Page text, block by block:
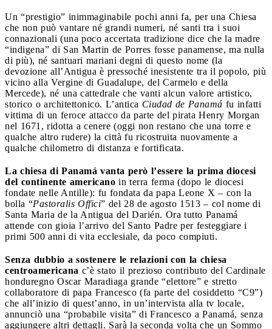
Un “prestigio” inimmaginabile pochi anni fa, per una Chiesa
che non può vantare né grandi numeri, né santi tra i suoi
connazionali (una poco accertata tradizione dice che la madre
“indigena” di San Martin de Porres fosse panamense, ma nulla
di più), né santuari mariani degni di questo nome (la
devozione all’Antigua è pressoché inesistente tra il popolo, più
vicino alla Vergine di Guadalupe, del Carmelo e della
Mercede), né una cattedrale che vanti alcun valore artistico,
storico o architettonico. L’antica Ciudad de Panamá fu infatti
vittima di un feroce attacco da parte del pirata Henry Morgan
nel 1671, ridotta a cenere (oggi non restano che una torre e
qualche altro rudere) la città fu ricostruita nuovamente a
qualche chilometro di distanza e fortificata.
La chiesa di Panamá vanta però l’essere la prima diocesi
del continente americano in terra ferma (dopo le diocesi
fondate nelle Antille): fu fondata da papa Leone X – con la
bolla “Pastoralis Offici” del 28 de agosto 1513 – col nome di
Santa Maria de la Antigua del Darién. Ora tutto Panamá
attende con gioia l’arrivo del Santo Padre per festeggiare i
primi 500 anni di vita ecclesiale, da poco compiuti.
Senza dubbio a sostenere le relazioni con la chiesa
centroamericana c’è stato il prezioso contributo del Cardinale
honduregno Oscar Maradiaga grande “elettore” e stretto
collaboratore di papa Francesco (fa parte del cosiddetto “C9”)
che all’inizio di quest’anno, in un’intervista alla tv locale,
annunciò una “probabile visita” di Francesco a Panamá, senza
aggiungere altri dettagli. Sarà la seconda volta che un Sommo